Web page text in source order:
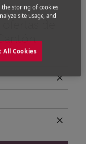
de
close
close
(origen y / o
the storing of cookies
site usage, and
All Cookies